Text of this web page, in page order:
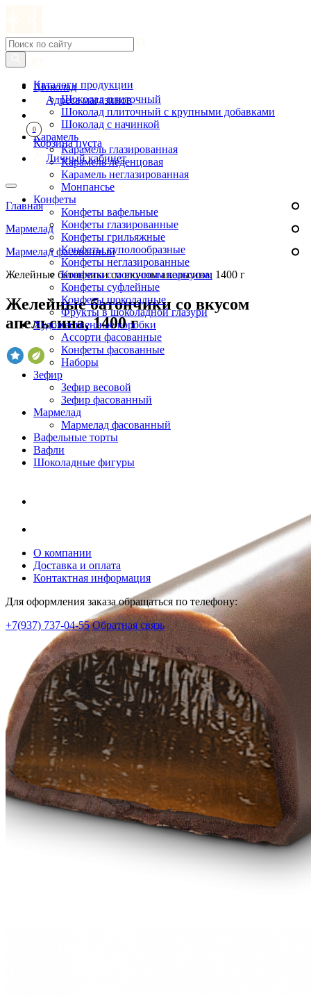
Шоколад
Шоколад плиточный
Шоколад плиточный с крупными добавками
Шоколад с начинкой
Карамель
Карамель глазированная
Карамель леденцовая
Карамель неглазированная
Монпансье
Конфеты
Конфеты вафельные
Конфеты глазированные
Конфеты грильяжные
Конфеты куполообразные
Конфеты неглазированные
Конфеты с молочным корпусом
Конфеты суфлейные
Конфеты шоколадные
Фрукты в шоколадной глазури
Художественные коробки
Ассорти фасованные
Конфеты фасованные
Наборы
Зефир
Зефир весовой
Зефир фасованный
Мармелад
Мармелад фасованный
Вафельные торты
Вафли
Шоколадные фигуры
О компании
Доставка и оплата
Контактная информация
Для оформления заказа обращаться по телефону:
+7(937) 737-04-55 Обратная связь
Каталоги продукции
Адреса магазинов
0
Корзина пуста
Личный кабинет
Главная
Мармелад
Мармелад фасованный
Желейные батончики со вкусом апельсина, 1400 г
Желейные батончики со вкусом
апельсина, 1400 г